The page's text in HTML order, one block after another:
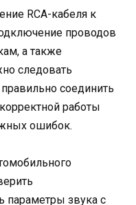
RCA-кабеля к
проводов
а также
следовать
соединить
работы
ошибок.
параметры звука с